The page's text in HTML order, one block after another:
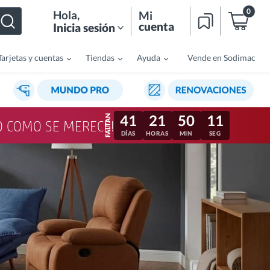
Hola,
Inicia sesión
Mi
cuenta
0
y cuentas Tiendas Ayuda Vende en Sodimac
COMO SE MERECE! 41
DÍAS
21
HORAS
50
MIN
08
SEG